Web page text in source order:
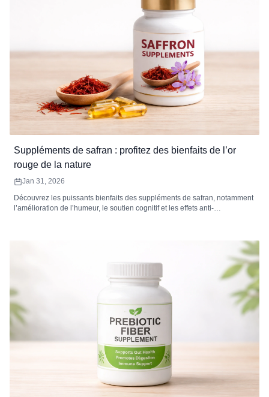
Suppléments de safran : profitez des bienfaits de l’or
rouge de la nature
Jan 31, 2026
Découvrez les puissants bienfaits des suppléments de safran, notamment
l’amélioration de l’humeur, le soutien cognitif et les effets anti-